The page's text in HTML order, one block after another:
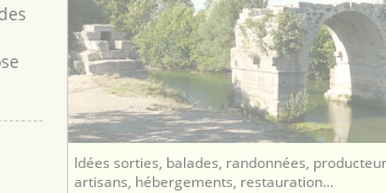
Idées sorties, balades, randonnées,
artisans, hébergements, restauration...